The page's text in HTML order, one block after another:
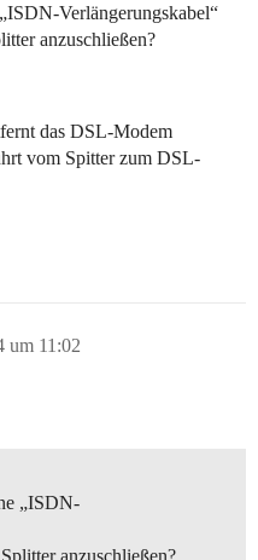
Verlängerungskabel“
anzuschließen?
das DSL-Modem
vom Spitter zum DSL-
um 11:02
„ISDN-
anzuschließen?